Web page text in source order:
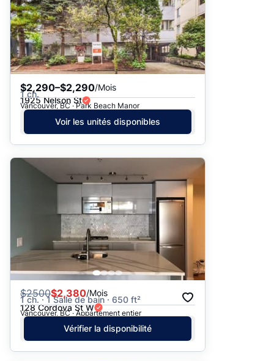
$2,290–$2,290/Mois
1 ch.
1925 Nelson St
Vancouver, BC · Park Beach Manor
Voir les unités disponibles
$2500$2,380/Mois
1 ch. · 1 Salle de bain · 650 ft²
128 Cordova St W
Vancouver, BC · Appartement entier
Vérifier la disponibilité